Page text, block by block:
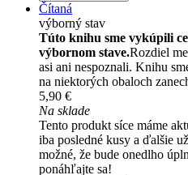
Čítaná
výborný stav
Túto knihu sme vykúpili
výbornom stave.Rozdiel
asi ani nespoznali. Knihu
na niektorých obaloch
5,90 €
Na sklade
Tento produkt síce máme
iba posledné kusy a ďalšie
možné, že bude onedlho
ponáhľajte sa!